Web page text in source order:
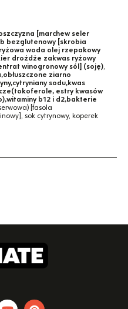
[marchew seler
bezglutenowy [skrobia
woda olej rzepakowy
drożdże zakwas ryżowy
winogronowy sól] (soję),
ziarno
sodu,kwas
estry kwasów
b12 i d2,bakterie
[fasola
sok cytrynowy, koperek